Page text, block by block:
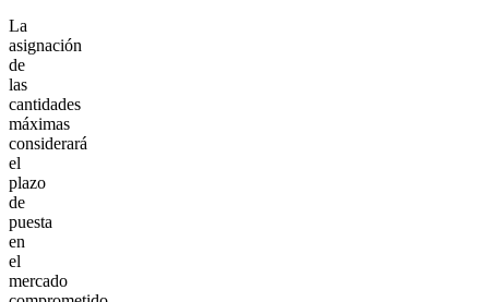
La
asignación
de
las
cantidades
máximas
considerará
el
plazo
de
puesta
en
el
mercado